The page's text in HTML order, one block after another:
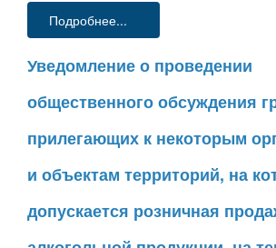
Подробнее...
Уведомление о проведении
общественного обсуждения
прилегающих к некоторым
и объектам территорий, на
допускается розничная